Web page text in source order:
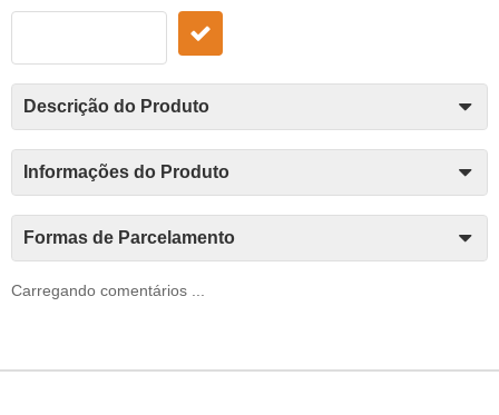
Descrição do Produto
Informações do Produto
Formas de Parcelamento
Carregando comentários ...